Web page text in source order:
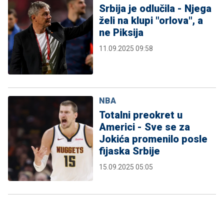
Srbija je odlučila - Njega
želi na klupi "orlova", a
ne Piksija
11.09.2025 09:58
NBA
Totalni preokret u
Americi - Sve se za
Jokića promenilo posle
fijaska Srbije
15.09.2025 05:05